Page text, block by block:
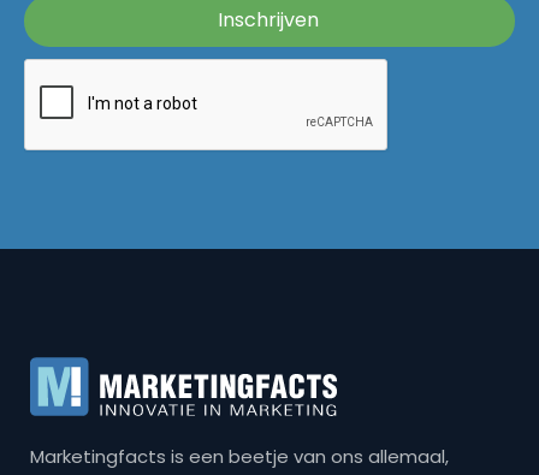
Marketingfacts is een beetje van ons allemaal,